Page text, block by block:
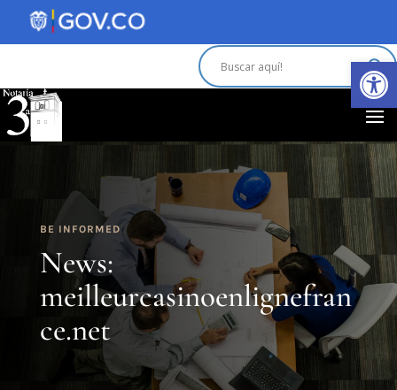
Abrir
BE INFORMED
News:
meilleurcasinoenlignefran
ce.net